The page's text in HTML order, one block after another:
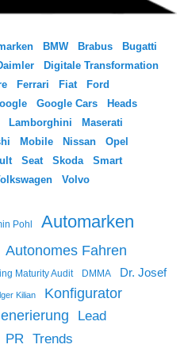
BMW Brabus
Bugatti
Digitale Transformation
Ferrari Fiat
Ford
Google Cars
Heads
Lamborghini
Maserati
Mobile Nissan
Opel
Seat Skoda
Smart
Volvo
Pohl
Automarken
Autonomes Fahren
Maturity Audit DMMA
Dr. Josef
Kilian Konfigurator
Lead
PR Trends